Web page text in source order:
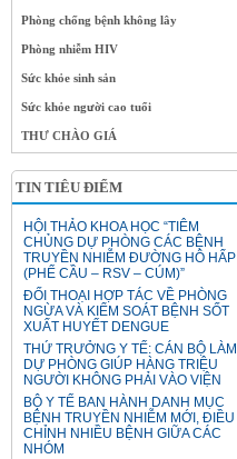
Phòng chống bệnh không lây
Phòng nhiễm HIV
Sức khỏe sinh sản
Sức khỏe người cao tuổi
THƯ CHÀO GIÁ
TIN TIÊU ĐIỂM
HỘI THẢO KHOA HỌC “TIÊM
CHỦNG DỰ PHÒNG CÁC BỆNH
TRUYỀN NHIỄM ĐƯỜNG HÔ HẤP
(PHẾ CẦU – RSV – CÚM)”
ĐỐI THOẠI HỢP TÁC VỀ PHÒNG
NGỪA VÀ KIỂM SOÁT BỆNH SỐT
XUẤT HUYẾT DENGUE
THỨ TRƯỞNG Y TẾ: CÁN BỘ LÀM
DỰ PHÒNG GIÚP HÀNG TRIỆU
NGƯỜI KHÔNG PHẢI VÀO VIỆN
BỘ Y TẾ BAN HÀNH DANH MỤC
BỆNH TRUYỀN NHIỄM MỚI, ĐIỀU
CHỈNH NHIỀU BỆNH GIỮA CÁC
NHÓM